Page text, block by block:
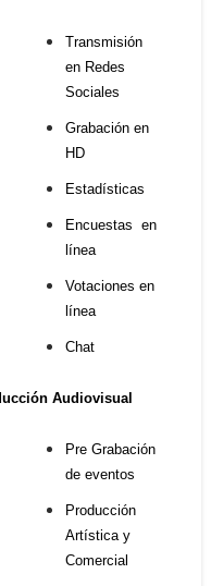
Transmisión
en Redes
Sociales
Grabación en
HD
Estadísticas
Encuestas en
línea
Votaciones en
línea
Chat
Audiovisual
Pre Grabación
de eventos
Producción
Artística y
Comercial